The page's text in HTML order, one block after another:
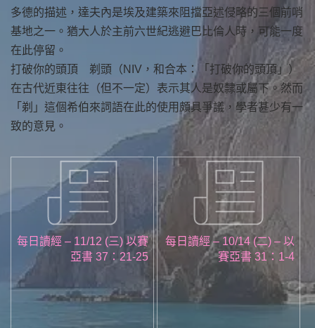
多德的描述，達夫內是埃及建築來阻擋亞述侵略的三個前哨
基地之一。猶大人於主前六世紀逃避巴比倫人時，可能一度
在此停留。
打破你的頭頂 剃頭（NIV，和合本：「打破你的頭頂」）
在古代近東往往（但不一定）表示其人是奴隸或屬下。然而
「剃」這個希伯來詞語在此的使用頗具爭議，學者甚少有一
致的意見。
每日讀經 – 11/12 (三) 以賽
亞書 37：21-25
每日讀經 – 10/14 (二) – 以
賽亞書 31：1-4